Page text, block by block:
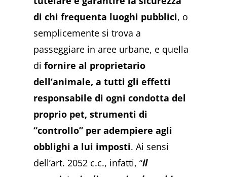
di chi frequenta luoghi pubblici, o
semplicemente si trova a
passeggiare in aree urbane, e quella
difornire al proprietario
dell’animale, a tutti gli effetti
responsabile di ogni condotta del
proprio pet, strumenti di
“controllo” per adempiere agli
obblighi a lui imposti. Ai sensi
dell’art. 2052 c.c., infatti, “il